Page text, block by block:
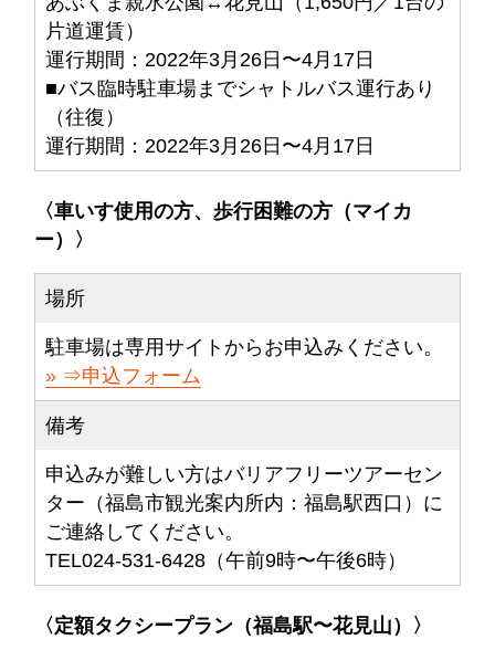
片道運賃）
運行期間：2022年3月26日〜4月17日
■バス臨時駐車場までシャトルバス運行あり
（往復）
運行期間：2022年3月26日〜4月17日
〈車いす使用の方、歩行困難の方（マイカ
ー）〉
場所
駐車場は専用サイトからお申込みください。
⇒申込フォーム
備考
申込みが難しい方はバリアフリーツアーセン
ター（福島市観光案内所内：福島駅西口）に
ご連絡してください。
TEL024-531-6428（午前9時〜午後6時）
〈定額タクシープラン（福島駅〜花見山）〉